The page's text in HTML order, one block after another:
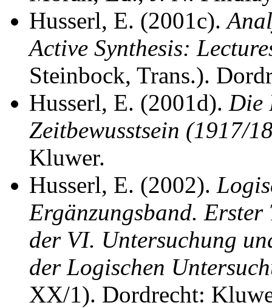
Husserl, E. (2001c).
Active Synthesis:
Steinbock, Trans.).
Husserl, E. (2001d). Die
Zeitbewusstsein (1917/
Kluwer.
Husserl, E. (2002).
Ergänzungsband.
der VI. Untersuchung
der Logischen
XX/1). Dordrecht: